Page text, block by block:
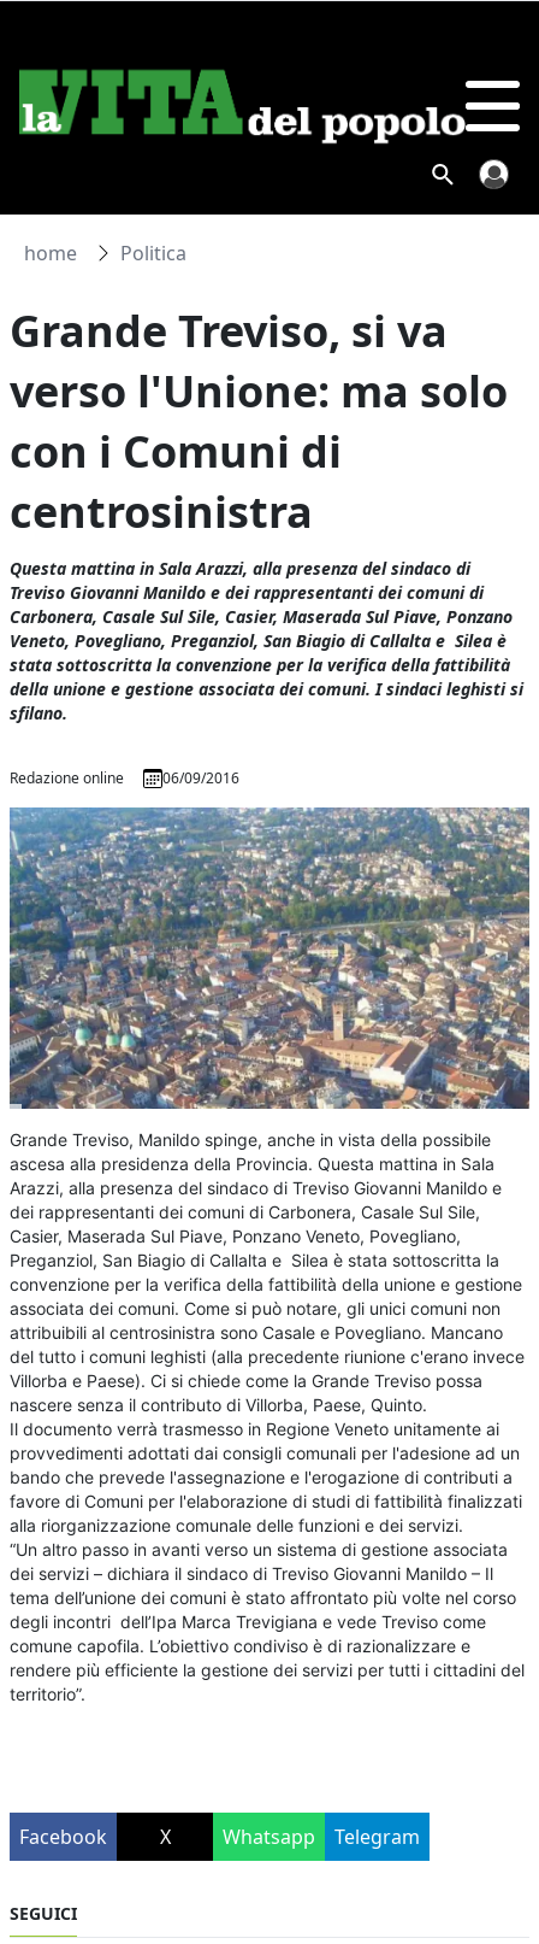
home Politica
Grande Treviso, si va
verso l'Unione: ma solo
con i Comuni di
centrosinistra
Questa mattina in Sala Arazzi, alla presenza del sindaco di
Treviso Giovanni Manildo e dei rappresentanti dei comuni di
Carbonera, Casale Sul Sile, Casier, Maserada Sul Piave, Ponzano
Veneto, Povegliano, Preganziol, San Biagio di Callalta e Silea è
stata sottoscritta la convenzione per la verifica della fattibilità
della unione e gestione associata dei comuni. I sindaci leghisti si
sfilano.
Redazione online 06/09/2016
Grande Treviso, Manildo spinge, anche in vista della possibile
ascesa alla presidenza della Provincia. Questa mattina in Sala
Arazzi, alla presenza del sindaco di Treviso Giovanni Manildo e
dei rappresentanti dei comuni di Carbonera, Casale Sul Sile,
Casier, Maserada Sul Piave, Ponzano Veneto, Povegliano,
Preganziol, San Biagio di Callalta e Silea è stata sottoscritta la
convenzione per la verifica della fattibilità della unione e gestione
associata dei comuni. Come si può notare, gli unici comuni non
attribuibili al centrosinistra sono Casale e Povegliano. Mancano
del tutto i comuni leghisti (alla precedente riunione c'erano invece
Villorba e Paese). Ci si chiede come la Grande Treviso possa
nascere senza il contributo di Villorba, Paese, Quinto.
Il documento verrà trasmesso in Regione Veneto unitamente ai
provvedimenti adottati dai consigli comunali per l'adesione ad un
bando che prevede l'assegnazione e l'erogazione di contributi a
favore di Comuni per l'elaborazione di studi di fattibilità finalizzati
alla riorganizzazione comunale delle funzioni e dei servizi.
“Un altro passo in avanti verso un sistema di gestione associata
dei servizi – dichiara il sindaco di Treviso Giovanni Manildo – Il
tema dell’unione dei comuni è stato affrontato più volte nel corso
degli incontri dell’Ipa Marca Trevigiana e vede Treviso come
comune capofila. L’obiettivo condiviso è di razionalizzare e
rendere più efficiente la gestione dei servizi per tutti i cittadini del
territorio”.
Facebook X Whatsapp Telegram
SEGUICI